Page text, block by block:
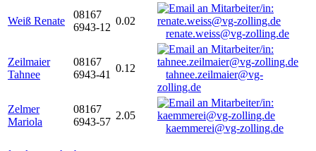
Weiß Renate
08167
6943-12
0.02
renate.weiss@vg-zolling.de
Zeilmaier
Tahnee
08167
6943-41
0.12
tahnee.zeilmaier@vg-
zolling.de
Zelmer
Mariola
08167
6943-57
2.05
kaemmerei@vg-zolling.de